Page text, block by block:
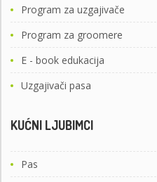
Program za uzgajivače
Program za groomere
E - book edukacija
Uzgajivači pasa
KUĆNI LJUBIMCI
Pas